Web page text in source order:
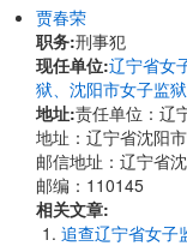
贾春荣
职务:刑事犯
现任单位:辽宁省女
狱、沈阳市女子监狱
地址:责任单位：辽
地址：辽宁省沈阳
邮信地址：辽宁省
邮编：110145
相关文章:
追查辽宁省女子